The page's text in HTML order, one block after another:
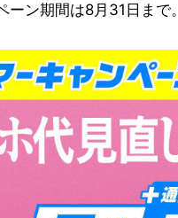
ン期間は8月31日まで。